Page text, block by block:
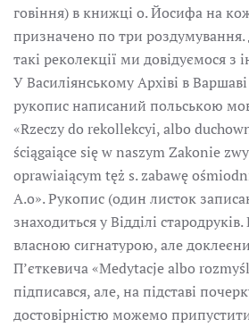
говіння) в книжці о. Йосифа на
призначено по три
такі реколекції ми довідуємося з
У Василіянському Архіві в
рукопис написаний польською
«Rzeczy do rekollekcyi, albo
ściągaiące się w naszym Zakonie
oprawiaiącym tęż s. zabawę
A.o». Рукопис (один листок
знаходиться у Відділі
власною сигнатурою, але
П’єткевича «Medytacje albo
підписався, але, на підставі
достовірністю можемо